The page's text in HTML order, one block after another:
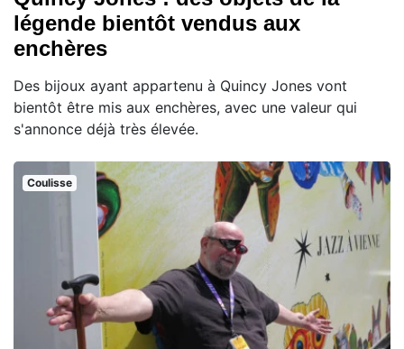
légende bientôt vendus aux
enchères
Des bijoux ayant appartenu à Quincy Jones vont
bientôt être mis aux enchères, avec une valeur qui
s'annonce déjà très élevée.
Coulisse